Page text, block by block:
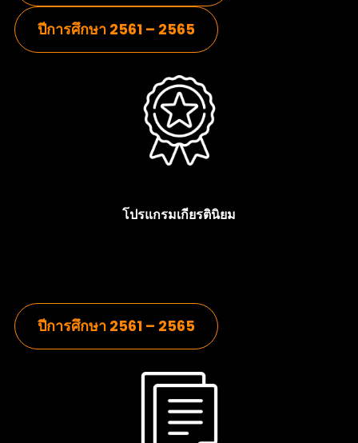
ปีการศึกษา 2561 – 2565
โปรแกรมเกียรตินิยม
ปีการศึกษา 2561 – 2565